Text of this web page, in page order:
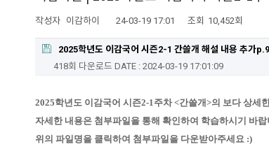
작성자 이감하이 24-03-19 17:01 조회 10,452회
2025학년도 이감국어 시즌2-1 간쓸개 해설 내용 추가
418회 다운로드 DATE : 2024-03-19 17:01:09
2025학년도 이감국어 시즌2-1주차 <간쓸개>의 보다 상세
자세한 내용은 첨부파일을 통해 확인하여 학습하시기 바랍
위의 파일명을 클릭하여 첨부파일을 다운받아주세요 :)